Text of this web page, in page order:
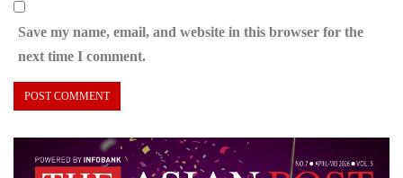
Save my name, email, and website in this browser for the
next time I comment.